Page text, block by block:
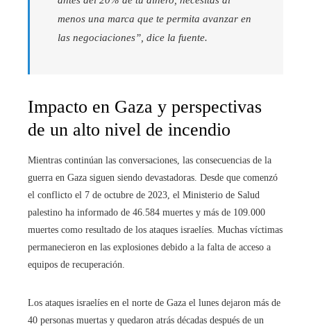
menos una marca que te permita avanzar en
las negociaciones”, dice la fuente.
Impacto en Gaza y perspectivas
de un alto nivel de incendio
Mientras continúan las conversaciones, las consecuencias de la
guerra en Gaza siguen siendo devastadoras. Desde que comenzó
el conflicto el 7 de octubre de 2023, el Ministerio de Salud
palestino ha informado de 46.584 muertes y más de 109.000
muertes como resultado de los ataques israelíes. Muchas víctimas
permanecieron en las explosiones debido a la falta de acceso a
equipos de recuperación.
Los ataques israelíes en el norte de Gaza el lunes dejaron más de
40 personas muertas y quedaron atrás décadas después de un